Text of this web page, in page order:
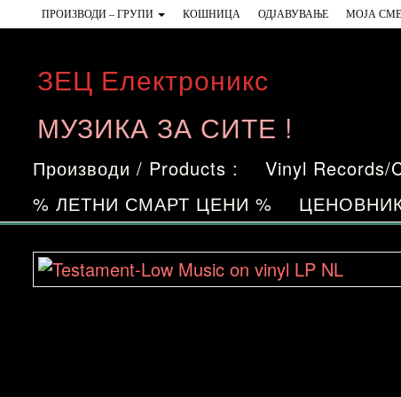
to
content
ПРОИЗВОДИ – ГРУПИ КОШНИЦА ОДЈАВУВАЊЕ МОЈА
ЗЕЦ Електроникс
МУЗИКА ЗА СИТЕ !
Производи / Products : Vinyl Records/
% ЛЕТНИ СМАРТ ЦЕНИ %